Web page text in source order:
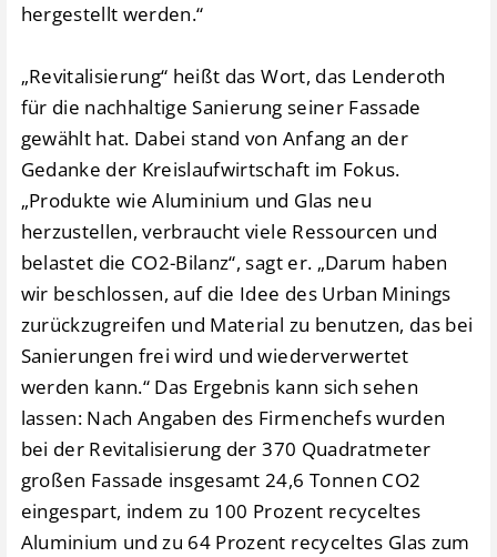
hergestellt werden.“
„Revitalisierung“ heißt das Wort, das Lenderoth
für die nachhaltige Sanierung seiner Fassade
gewählt hat. Dabei stand von Anfang an der
Gedanke der Kreislaufwirtschaft im Fokus.
„Produkte wie Aluminium und Glas neu
herzustellen, verbraucht viele Ressourcen und
belastet die CO2-Bilanz“, sagt er. „Darum haben
wir beschlossen, auf die Idee des Urban Minings
zurückzugreifen und Material zu benutzen, das bei
Sanierungen frei wird und wiederverwertet
werden kann.“ Das Ergebnis kann sich sehen
lassen: Nach Angaben des Firmenchefs wurden
bei der Revitalisierung der 370 Quadratmeter
großen Fassade insgesamt 24,6 Tonnen CO2
eingespart, indem zu 100 Prozent recyceltes
Aluminium und zu 64 Prozent recyceltes Glas zum